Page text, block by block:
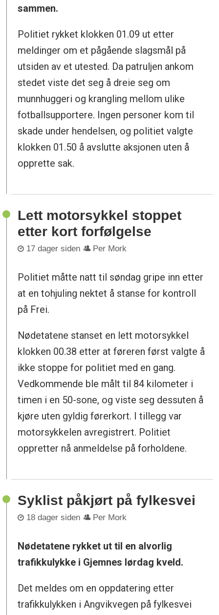
sammen.
Politiet rykket klokken 01.09 ut etter
meldinger om et pågående slagsmål på
utsiden av et utested. Da patruljen ankom
stedet viste det seg å dreie seg om
munnhuggeri og krangling mellom ulike
fotballsupportere. Ingen personer kom til
skade under hendelsen, og politiet valgte
klokken 01.50 å avslutte aksjonen uten å
opprette sak.
Lett motorsykkel stoppet
etter kort forfølgelse
17 dager siden Per Mork
Politiet måtte natt til søndag gripe inn etter
at en tohjuling nektet å stanse for kontroll
på Frei.
Nødetatene stanset en lett motorsykkel
klokken 00.38 etter at føreren først valgte å
ikke stoppe for politiet med en gang.
Vedkommende ble målt til 84 kilometer i
timen i en 50-sone, og viste seg dessuten å
kjøre uten gyldig førerkort. I tillegg var
motorsykkelen avregistrert. Politiet
oppretter nå anmeldelse på forholdene.
Syklist påkjørt på fylkesvei
18 dager siden Per Mork
Nødetatene rykket ut til en alvorlig
trafikkulykke i Gjemnes lørdag kveld.
Det meldes om en oppdatering etter
trafikkulykken i Angvikvegen på fylkesvei